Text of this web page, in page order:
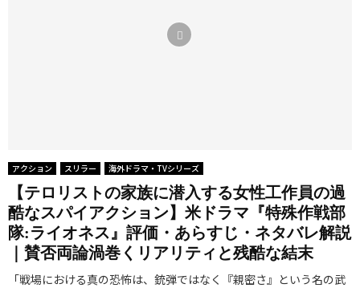
アクション スリラー 海外ドラマ・TVシリーズ
【テロリストの家族に潜入する女性工作員の過
酷なスパイアクション】米ドラマ『特殊作戦部
隊:ライオネス』評価・あらすじ・ネタバレ解説
｜賛否両論渦巻くリアリティと残酷な結末
「戦場における真の恐怖は、銃弾ではなく『親密さ』という名の武